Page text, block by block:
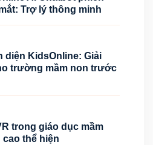
Trợ lý thông minh
diện KidsOnline: Giải
trường mầm non trước
trong giáo dục mầm
thể hiện